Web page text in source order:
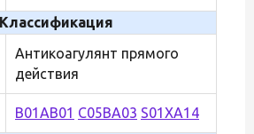
Классификация
Антикоагулянт прямого
действия
B01AB01 C05BA03 S01XA14